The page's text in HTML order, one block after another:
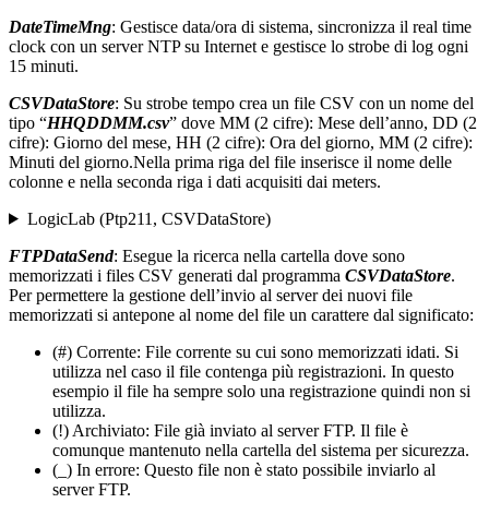
DateTimeMng: Gestisce data/ora di sistema, sincronizza il real time
clock con un server NTP su Internet e gestisce lo strobe di log ogni
15 minuti.
CSVDataStore: Su strobe tempo crea un file CSV con un nome del
tipo “HHQDDMM.csv” dove MM (2 cifre): Mese dell’anno, DD (2
cifre): Giorno del mese, HH (2 cifre): Ora del giorno, MM (2 cifre):
Minuti del giorno.Nella prima riga del file inserisce il nome delle
colonne e nella seconda riga i dati acquisiti dai meters.
LogicLab (Ptp211, CSVDataStore)
FTPDataSend: Esegue la ricerca nella cartella dove sono
memorizzati i files CSV generati dal programma CSVDataStore.
Per permettere la gestione dell’invio al server dei nuovi file
memorizzati si antepone al nome del file un carattere dal significato:
(#) Corrente: File corrente su cui sono memorizzati idati. Si
utilizza nel caso il file contenga più registrazioni. In questo
esempio il file ha sempre solo una registrazione quindi non si
utilizza.
(!) Archiviato: File già inviato al server FTP. Il file è
comunque mantenuto nella cartella del sistema per sicurezza.
(_) In errore: Questo file non è stato possibile inviarlo al
server FTP.